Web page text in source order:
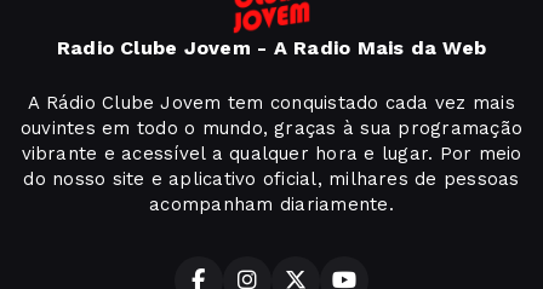
Radio Clube Jovem - A Radio Mais da Web
A Rádio Clube Jovem tem conquistado cada vez mais
ouvintes em todo o mundo, graças à sua programação
vibrante e acessível a qualquer hora e lugar. Por meio
do nosso site e aplicativo oficial, milhares de pessoas
acompanham diariamente.